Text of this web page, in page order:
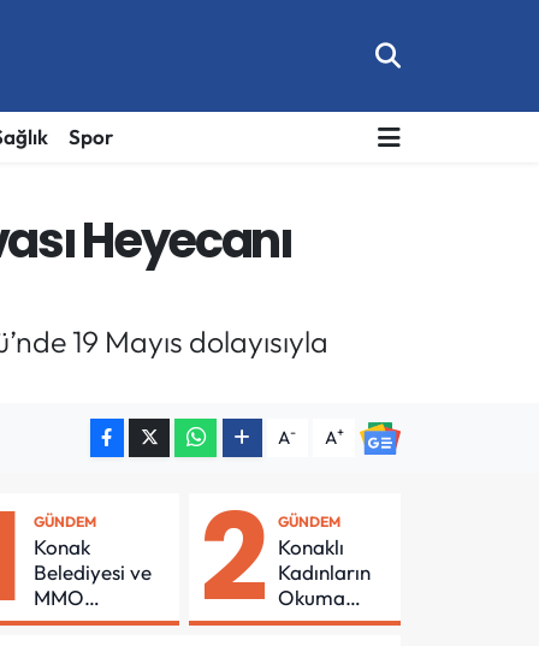
Spor
Heyecanı
19 Mayıs dolayısıyla
A- A+
GÜNDEM
Konak
Belediyesi ve
MMO
Arasında
2 GÜNDEM
Konaklı
Kadınların
Okuma
Azmi Örnek